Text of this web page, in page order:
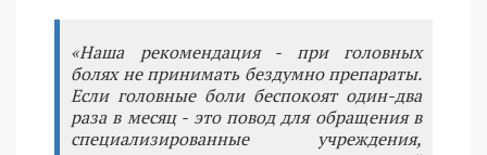
«Наша рекомендация - при головных
болях не принимать бездумно препараты.
Если головные боли беспокоят один-два
раза в месяц - это повод для обращения в
специализированные учреждения,